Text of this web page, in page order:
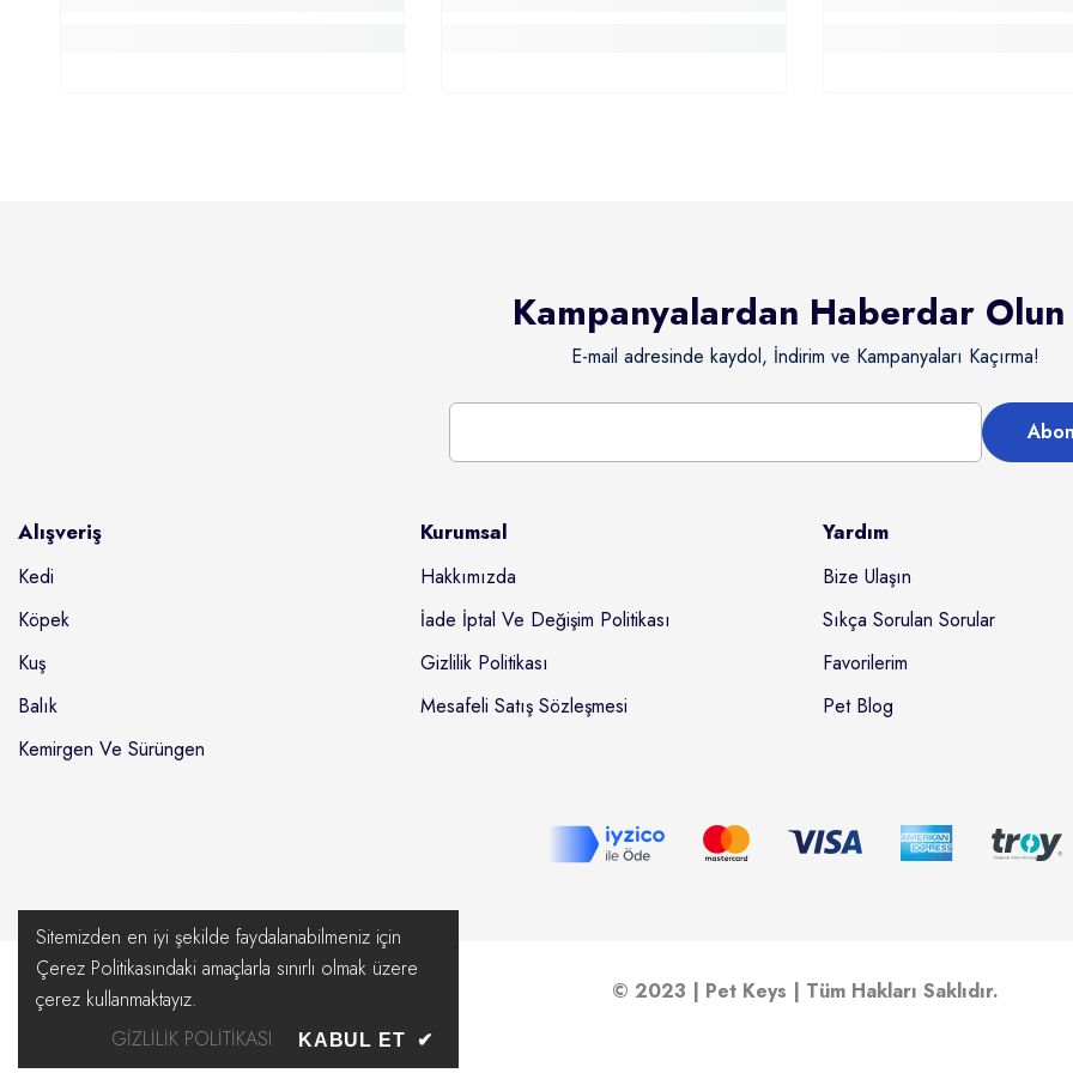
Kampanyalardan Haberdar Olun
E-mail adresinde kaydol, İndirim ve Kampanyaları Kaçırma!
Alışveriş
Kedi
Köpek
Kuş
Balık
Kemirgen Ve Sürüngen
Kurumsal
Hakkımızda
İade İptal Ve Değişim Politikası
Gizlilik Politikası
Mesafeli Satış Sözleşmesi
Yardım
Bize Ulaşın
Sıkça Sorulan Sorular
Favorilerim
Pet Blog
© 2023 | Pet Keys | Tüm Hakları Saklıdır.
Sitemizden en iyi şekilde faydalanabilmeniz için
Çerez Politikasındaki amaçlarla sınırlı olmak üzere
çerez kullanmaktayız.
GIZLILIK POLITIKASI
KABUL ET ✔